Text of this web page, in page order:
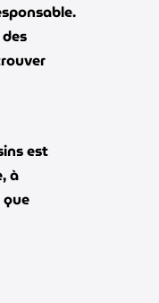
est
à